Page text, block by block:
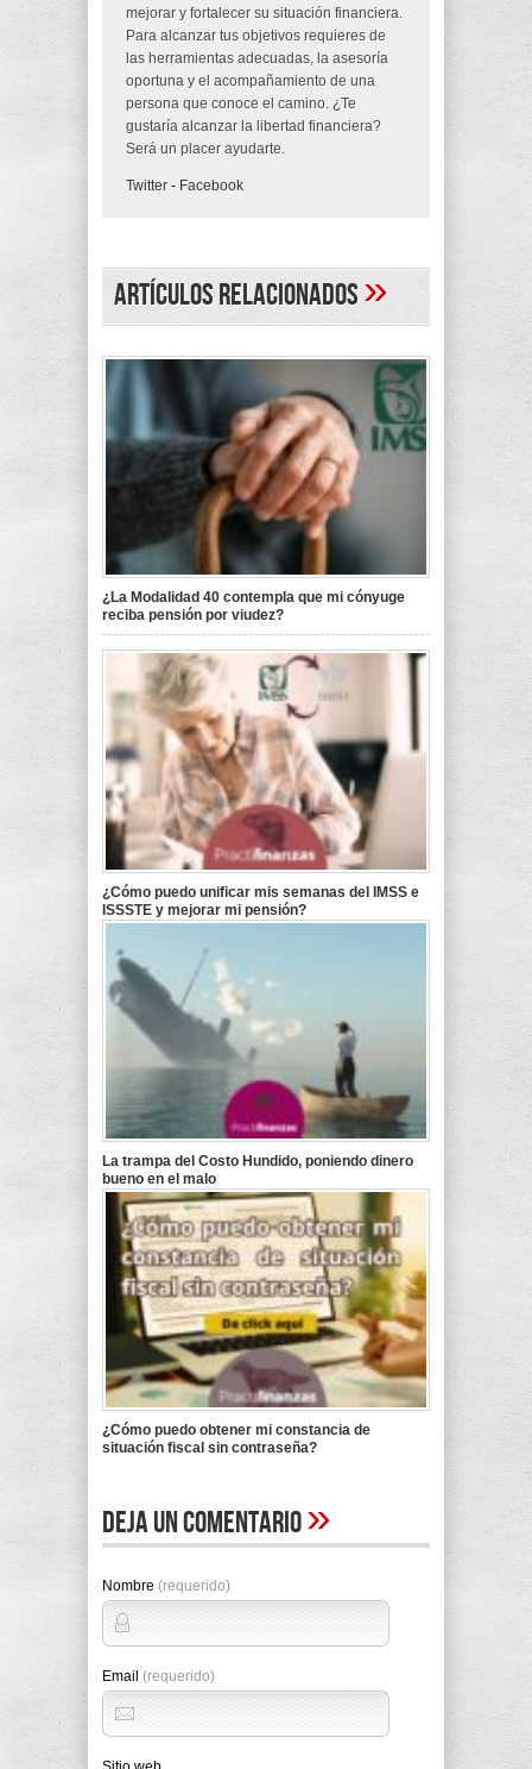
mejorar y fortalecer su situación financiera.
Para alcanzar tus objetivos requieres de
las herramientas adecuadas, la asesoría
oportuna y el acompañamiento de una
persona que conoce el camino. ¿Te
gustaría alcanzar la libertad financiera?
Será un placer ayudarte.
Twitter - Facebook
Artículos Relacionados»
¿La Modalidad 40 contempla que mi cónyuge
reciba pensión por viudez?
¿Cómo puedo unificar mis semanas del IMSS e
ISSSTE y mejorar mi pensión?
La trampa del Costo Hundido, poniendo dinero
bueno en el malo
¿Cómo puedo obtener mi constancia de
situación fiscal sin contraseña?
Deja un comentario»
Nombre (requerido)
Email (requerido)